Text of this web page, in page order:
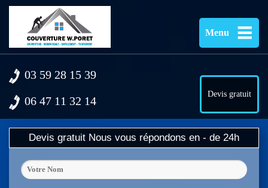
Menu
03 59 28 15 39
06 47 11 32 14
Devis gratuit
Devis gratuit Nous vous répondons en - de 24h